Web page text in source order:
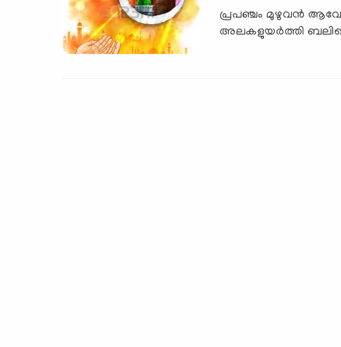
പ്രപഞ്ചം മുഴുവന്‍
അലകളുയര്‍ത്തി